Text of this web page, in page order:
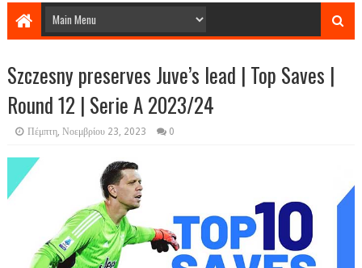
Szczesny preserves Juve’s lead | Top Saves |
Round 12 | Serie A 2023/24
Πέμπτη, Νοεμβρίου 23, 2023 0